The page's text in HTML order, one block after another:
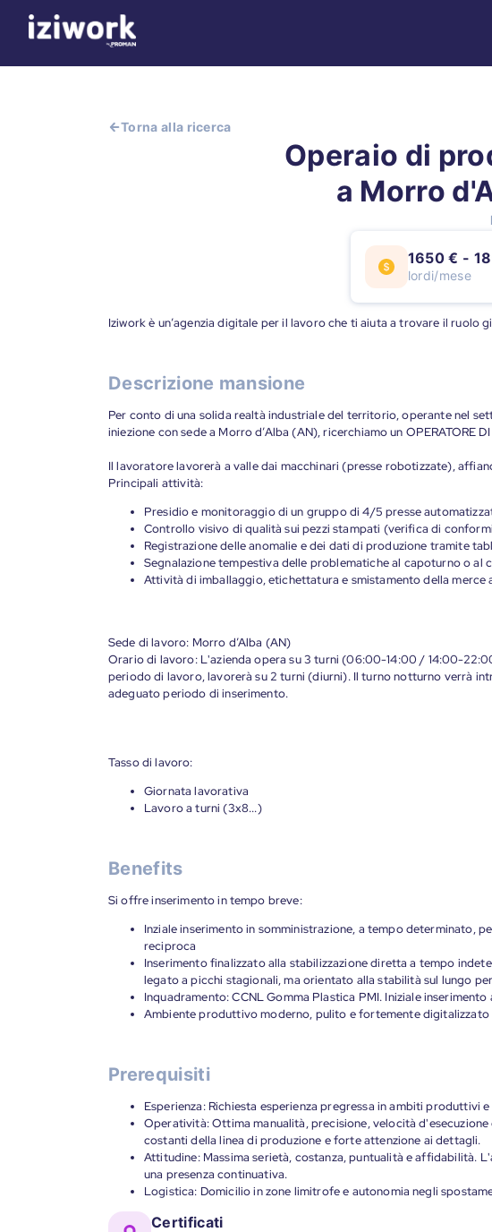
Torna alla ricerca
Operaio di
a Morro
1650 € -
lordi/mese
Iziwork è un’agenzia digitale per il lavoro che ti aiuta a trovare il ruolo
Descrizione mansione
Per conto di una solida realtà industriale del territorio, operante nel
iniezione con sede a Morro d’Alba (AN), ricerchiamo un OPERATORE
Il lavoratore lavorerà a valle dai macchinari (presse robotizzate),
Principali attività:
Presidio e monitoraggio di un gruppo di 4/5 presse
Controllo visivo di qualità sui pezzi stampati (verifica di
Registrazione delle anomalie e dei dati di produzione tramite
Segnalazione tempestiva delle problematiche al capoturno o al
Attività di imballaggio, etichettatura e smistamento della merce
Sede di lavoro: Morro d’Alba (AN)
Orario di lavoro: L'azienda opera su 3 turni (06:00-14:00 / 14:00-
periodo di lavoro, lavorerà su 2 turni (diurni). Il turno notturno verrà
adeguato periodo di inserimento.
Tasso di lavoro:
Giornata lavorativa
Lavoro a turni (3x8...)
Benefits
Si offre inserimento in tempo breve:
Inziale inserimento in somministrazione, a tempo determinato,
reciproca
Inserimento finalizzato alla stabilizzazione diretta a tempo
legato a picchi stagionali, ma orientato alla stabilità sul lungo
Inquadramento: CCNL Gomma Plastica PMI. Iniziale inserimento
Ambiente produttivo moderno, pulito e fortemente
Prerequisiti
Esperienza: Richiesta esperienza pregressa in ambiti
Operatività: Ottima manualità, precisione, velocità
costanti della linea di produzione e forte attenzione ai dettagli.
Attitudine: Massima serietà, costanza, puntualità e affidabilità.
una presenza continuativa.
Logistica: Domicilio in zone limitrofe e autonomia negli
Certificati